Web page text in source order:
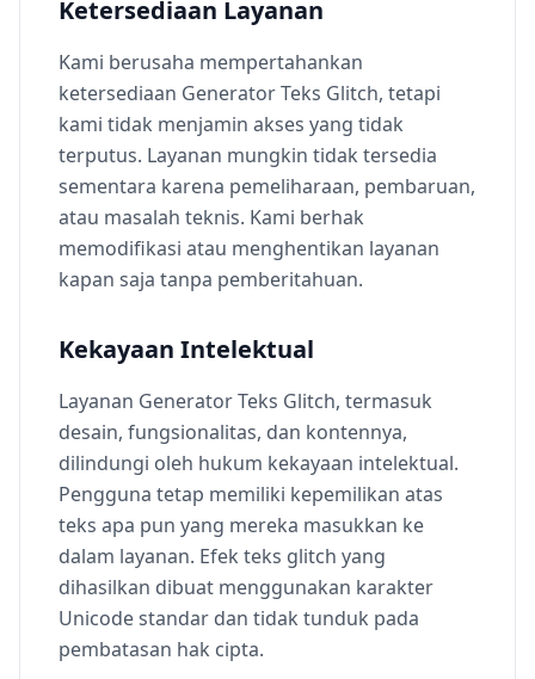
Ketersediaan Layanan
Kami berusaha mempertahankan
ketersediaan Generator Teks Glitch, tetapi
kami tidak menjamin akses yang tidak
terputus. Layanan mungkin tidak tersedia
sementara karena pemeliharaan, pembaruan,
atau masalah teknis. Kami berhak
memodifikasi atau menghentikan layanan
kapan saja tanpa pemberitahuan.
Kekayaan Intelektual
Layanan Generator Teks Glitch, termasuk
desain, fungsionalitas, dan kontennya,
dilindungi oleh hukum kekayaan intelektual.
Pengguna tetap memiliki kepemilikan atas
teks apa pun yang mereka masukkan ke
dalam layanan. Efek teks glitch yang
dihasilkan dibuat menggunakan karakter
Unicode standar dan tidak tunduk pada
pembatasan hak cipta.